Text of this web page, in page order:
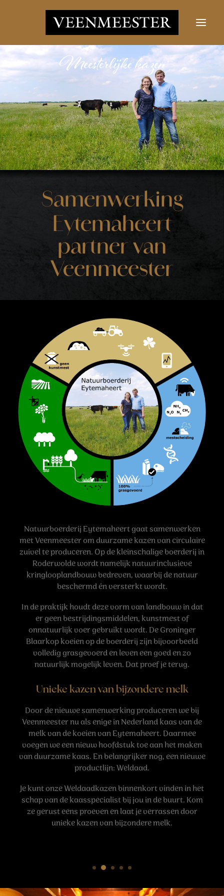
KAZEN
NIEUWS
CONTACT
LOGIN
Zoek
naar:
Zoekknop
Samenwerking
Eytemaheert
partner van
Veenmeester
Natuurboerderij Eytemaheert gaat samenwerken
met Veenmeester om duurzame kazen van circulaire
zuivel te produceren. Op de kleinschalige boerderij in
Roderwolde wordt namelijk natuurinclusieve
kringlooplandbouw bedreven, waarbij de natuur
beschermd én versterkt wordt.
In de praktijk houdt deze vorm van landbouw in dat
er geen bestrijdingsmiddelen, kunstmest of
onnatuurlijk voer gebruikt wordt. De Groninger
Blaarkop koeien op de boerderij zijn bijvoorbeeld
volledig grasgevoerd en leven een goed en zo
natuurlijk mogelijk leven. Dat proef je terug.
Unieke kazen van bijzondere melk
Door de nieuwe samenwerking produceren we bij
Veenmeester nu als enige in Nederland kaas van de
melk van de koeien van Eytemaheert. Daarmee
voegen we een nieuw hoofdstuk toe aan het maken
van duurzame kaas. En belangrijker nog, een nieuwe
productlijn: Weldaad.
Je kunt onze Weldaadkazen binnenkort vinden in het
schap van de kaasspecialist bij jou in de buurt. Kom
ze gerust eens proeven en laat je verrassen door
unieke kazen van bijzondere melk.